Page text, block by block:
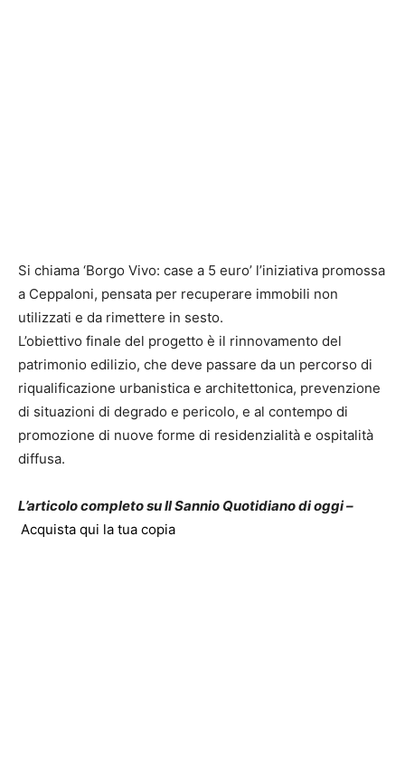
Si chiama ‘Borgo Vivo: case a 5 euro’ l’iniziativa promossa
a Ceppaloni, pensata per recuperare immobili non
utilizzati e da rimettere in sesto.
L’obiettivo finale del progetto è il rinnovamento del
patrimonio edilizio, che deve passare da un percorso di
riqualificazione urbanistica e architettonica, prevenzione
di situazioni di degrado e pericolo, e al contempo di
promozione di nuove forme di residenzialità e ospitalità
diffusa.
L’articolo completo su Il Sannio Quotidiano di oggi –
Acquista qui la tua copia